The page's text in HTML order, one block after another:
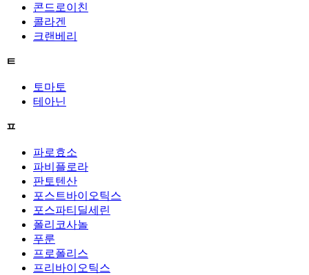
콘드로이친
콜라겐
크랜베리
ㅌ
토마토
테아닌
ㅍ
파로효소
파비플로라
판토텐산
포스트바이오틱스
포스파티딜세린
폴리코사놀
푸룬
프로폴리스
프리바이오틱스